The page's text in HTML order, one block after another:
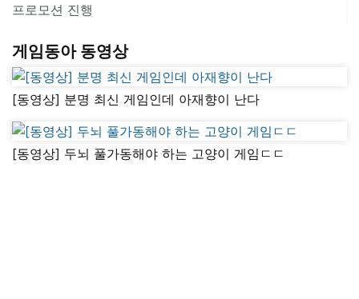
프로모션 진행
게임동아 동영상
[동영상] 분명 최신 게임인데 아재향이 난다
[동영상] 두뇌 풀가동해야 하는 고양이 게임ㄷㄷ